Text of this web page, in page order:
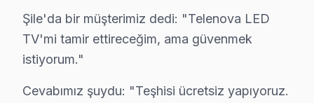
Şile'da bir müşterimiz dedi: "Telenova LED
TV'mi tamir ettireceğim, ama güvenmek
istiyorum."
Cevabımız şuydu: "Teşhisi ücretsiz yapıyoruz.